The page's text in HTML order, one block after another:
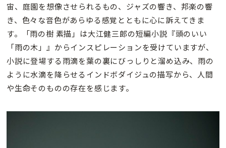
宙、庭園を想像させられるもの、ジャズの響き、邦楽の響
き、色々な音色があらゆる感覚とともに心に訴えてきま
す。「雨の樹 素描」は大江健三郎の短編小説『頭のいい
「雨の木」』からインスピレーションを受けていますが、
小説に登場する雨滴を葉の裏にびっしりと溜め込み、雨の
ように水滴を降らせるインドボダイジュの描写から、人間
や生命そのものの存在を感じます。